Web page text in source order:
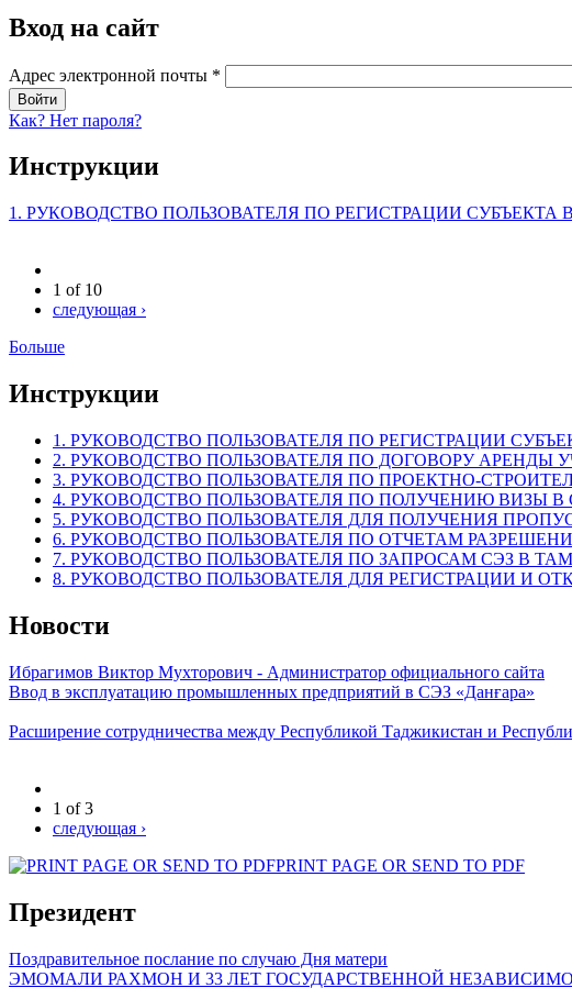
Вход на сайт
Адрес электронной почты *
Как? Нет пароля?
Инструкции
1. РУКОВОДСТВО ПОЛЬЗОВАТЕЛЯ ПО РЕГИСТРАЦИИ СУБЪЕКТА
1 of 10
следующая ›
Больше
Инструкции
1. РУКОВОДСТВО ПОЛЬЗОВАТЕЛЯ ПО РЕГИСТРАЦИИ
2. РУКОВОДСТВО ПОЛЬЗОВАТЕЛЯ ПО ДОГОВОРУ АРЕНДЫ
3. РУКОВОДСТВО ПОЛЬЗОВАТЕЛЯ ПО ПРОЕКТНО-
4. РУКОВОДСТВО ПОЛЬЗОВАТЕЛЯ ПО ПОЛУЧЕНИЮ ВИЗЫ В
5. РУКОВОДСТВО ПОЛЬЗОВАТЕЛЯ ДЛЯ ПОЛУЧЕНИЯ
6. РУКОВОДСТВО ПОЛЬЗОВАТЕЛЯ ПО ОТЧЕТАМ
7. РУКОВОДСТВО ПОЛЬЗОВАТЕЛЯ ПО ЗАПРОСАМ СЭЗ В
8. РУКОВОДСТВО ПОЛЬЗОВАТЕЛЯ ДЛЯ РЕГИСТРАЦИИ И
Новости
Ибрагимов Виктор Мухторович - Администратор официального сайта
Ввод в эксплуатацию промышленных предприятий в СЭЗ «Данғара»
Расширение сотрудничества между Республикой Таджикистан и
1 of 3
следующая ›
PRINT PAGE OR SEND TO PDF
Президент
Поздравительное послание по случаю Дня матери
ЭМОМАЛИ РАХМОН И 33 ЛЕТ ГОСУДАРСТВЕННОЙ